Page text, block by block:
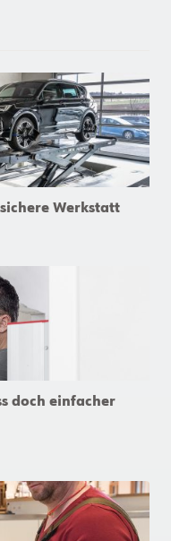
Werkstatt
doch einfacher